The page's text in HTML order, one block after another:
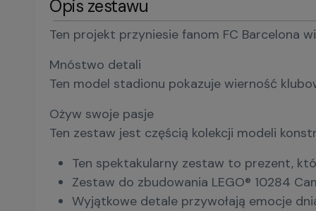
Opis zestawu
Ten projekt przyniesie fanom FC Barcelona
Mnóstwo detali
Ten model stadionu pokazuje wierność
Ożyw swoje pasje
Ten zestaw jest częścią kolekcji modeli
Ten spektakularny zestaw to prezent,
Zestaw do zbudowania LEGO® 10284
Wyjątkowe detale przywołają emocje